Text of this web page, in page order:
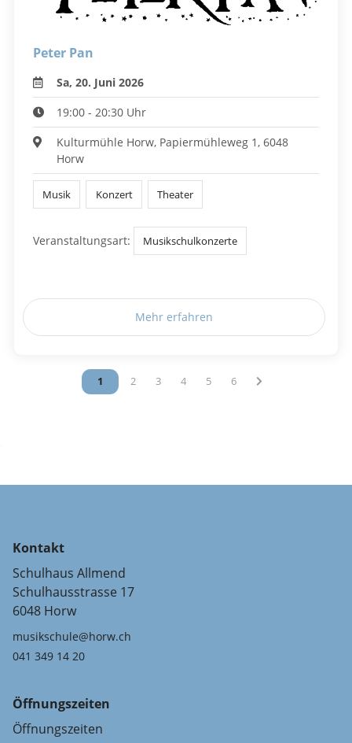
Peter Pan
Sa, 20. Juni 2026
19:00 - 20:30 Uhr
Kulturmühle Horw, Papiermühleweg 1, 6048
Horw
Musik Konzert Theater
Veranstaltungsart: Musikschulkonzerte
Mehr erfahren
Vous êtes sur la page
1 Vous êtes sur la page
2 Vous êtes sur la page
3 Vous êtes sur la page
4 Vous êtes sur la page
5 Vous êtes sur la page
6
Kontakt
Schulhaus Allmend
Schulhausstrasse 17
6048 Horw
musikschule@horw.ch
041 349 14 20
Öffnungszeiten
Öffnungszeiten